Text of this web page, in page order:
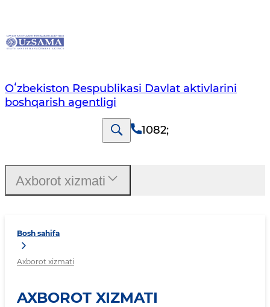
Oʻzbekiston Respublikasi Davlat aktivlarini
boshqarish agentligi
1082;
Bosh sahifa
Axborot xizmati
AXBOROT XIZMATI
Axborot xizmati